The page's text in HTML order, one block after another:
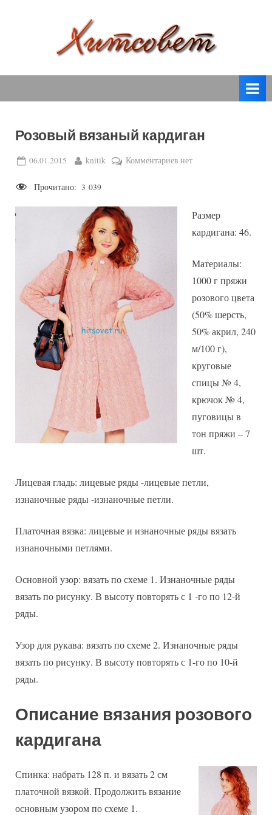
т
о
в
спицами,
крючком,
вязаные
модели
с
схемами.
Розовый вязаный кардиган
Posted
06.01.2015 By
knitik Комментариевк
кардиган
нет
Прочитано: 3 039
Размер
кардигана: 46.
Материалы:
1000 г пряжи
розового цвета
(50% шерсть,
50% акрил, 240
м/100 г),
круговые
спицы № 4,
крючок № 4,
пуговицы в
тон пряжи – 7
шт.
Лицевая гладь: лицевые ряды -лицевые петли,
изнаночные ряды -изнаночные петли.
Платочная вязка: лицевые и изнаночные ряды вязать
изнаночными петлями.
Основной узор: вязать по схеме 1. Изнаночные ряды
вязать по рисунку. В высоту повторять с 1 -го по 12-й
ряды.
Узор для рукава: вязать по схеме 2. Изнаночные ряды
вязать по рисунку. В высоту повторять с 1-го по 10-й
ряды.
Описание вязания розового
кардигана
Спинка: набрать 128 п. и вязать 2 см
платочной вязкой. Продолжить вязание
основным узором по схеме 1.